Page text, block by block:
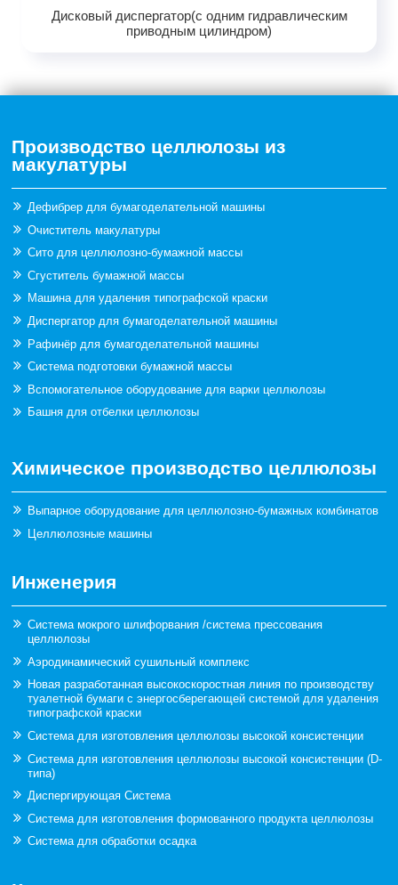
Дисковый диспергатор(с одним гидравлическим
приводным цилиндром)
Производство целлюлозы из
макулатуры
Дефибрер для бумагоделательной машины
Очиститель макулатуры
Сито для целлюлозно-бумажной массы
Сгуститель бумажной массы
Машина для удаления типографской краски
Диспергатор для бумагоделательной машины
Рафинёр для бумагоделательной машины
Система подготовки бумажной массы
Вспомогательное оборудование для варки целлюлозы
Башня для отбелки целлюлозы
Химическое производство целлюлозы
Выпарное оборудование для целлюлозно-бумажных комбинатов
Целлюлозные машины
Инженерия
Система мокрого шлифорвания /система прессования
целлюлозы
Аэродинамический сушильный комплекс
Новая разработанная высокоскоростная линия по производству
туалетной бумаги с энергосберегающей системой для удаления
типографской краски
Система для изготовления целлюлозы высокой консистенции
Система для изготовления целлюлозы высокой консистенции (D-
типа)
Диспергирующая Система
Система для изготовления формованного продукта целлюлозы
Система для обработки осадка